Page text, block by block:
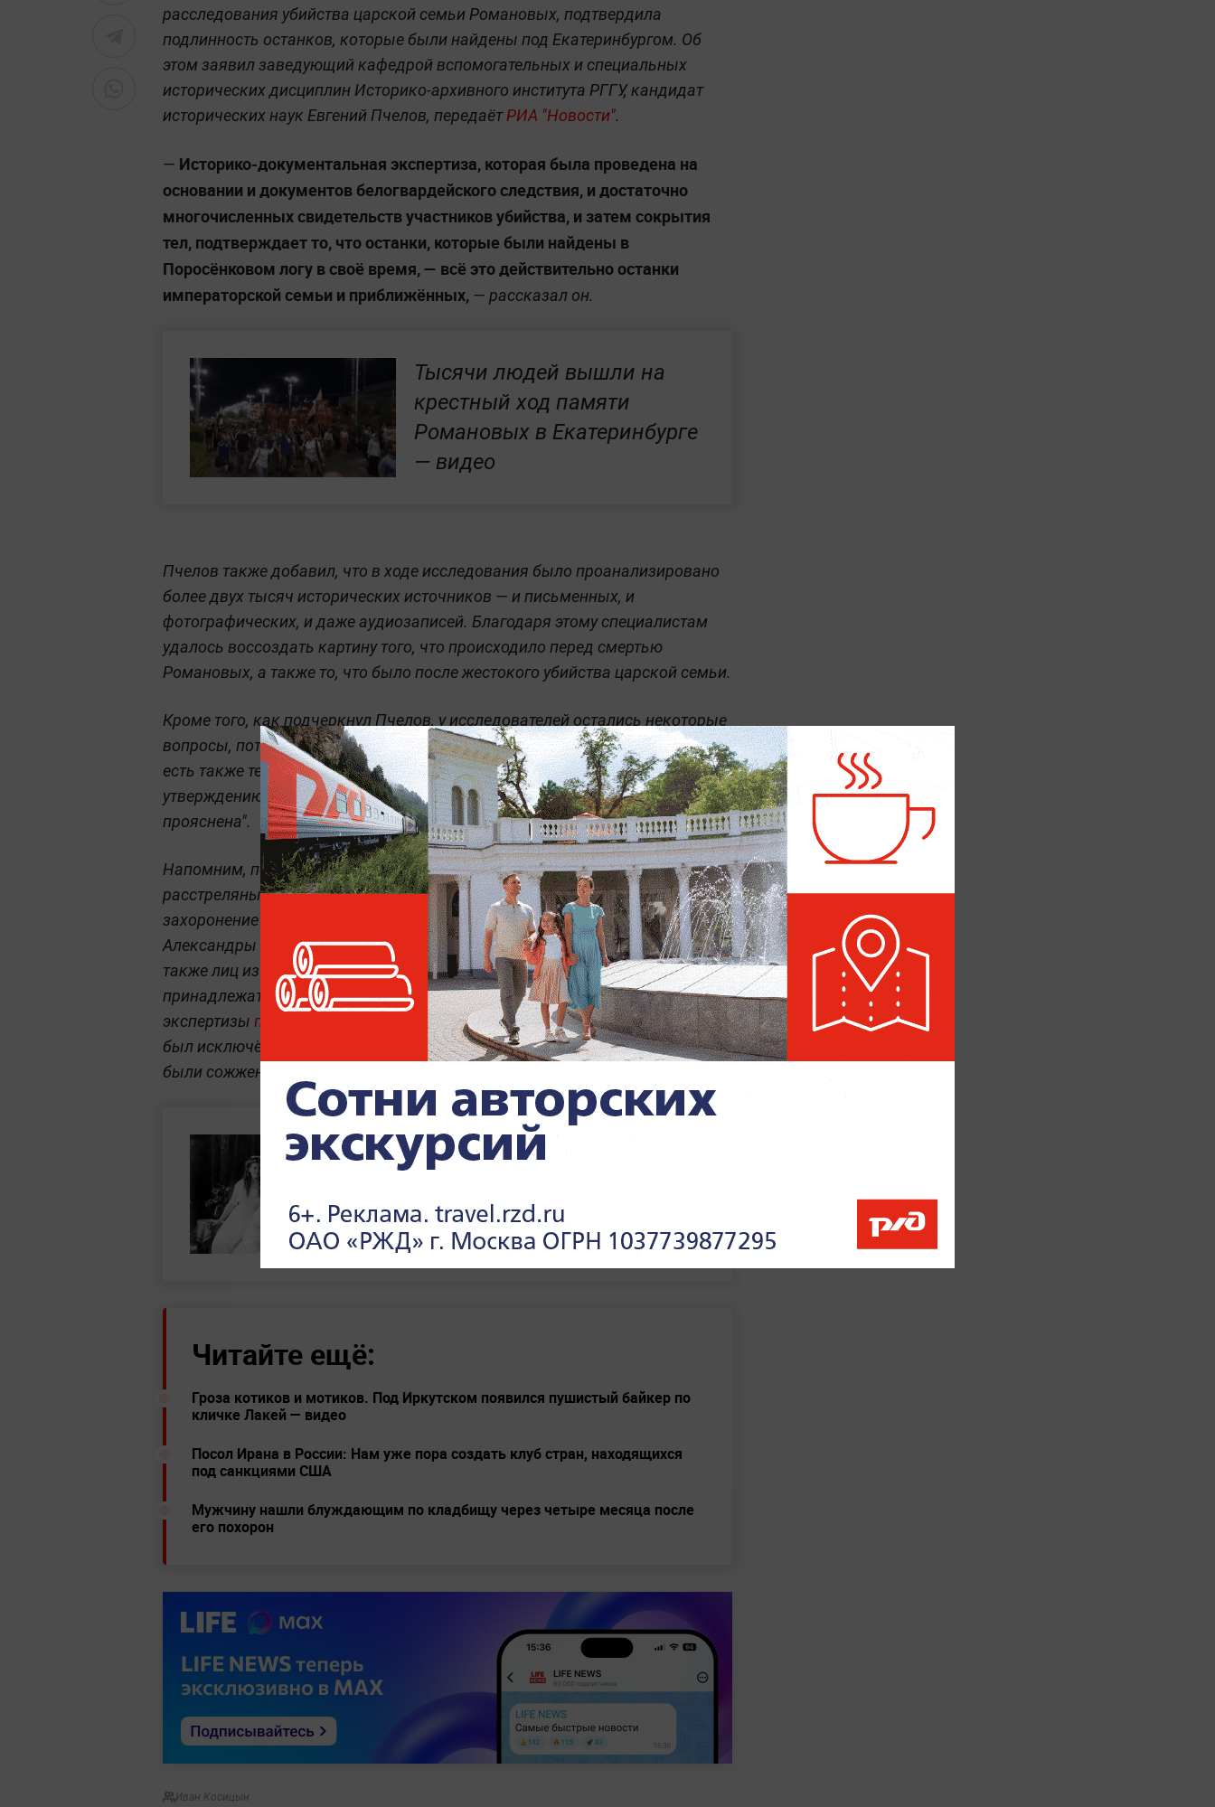
расследования убийства царской семьи Романовых, подтвердила
подлинность останков, которые были найдены под Екатеринбургом. Об
этом заявил заведующий кафедрой вспомогательных и специальных
исторических дисциплин Историко-архивного института РГГУ, кандидат
исторических наук Евгений Пчелов, передаётРИА "Новости".
— Историко-документальная экспертиза, которая была проведена на
основании и документов белогвардейского следствия, и достаточно
многочисленных свидетельств участников убийства, и затем сокрытия
тел, подтверждает то, что останки, которые были найдены в
Поросёнковом логу в своё время, — всё это действительно останки
императорской семьи и приближённых, — рассказал он.
Тысячи людей вышли на
крестный ход памяти
Романовых в Екатеринбурге
— видео
Пчелов также добавил, что в ходе исследования было проанализировано
более двух тысяч исторических источников — и письменных, и
фотографических, и даже аудиозаписей. Благодаря этому специалистам
удалось воссоздать картину того, что происходило перед смертью
Романовых, а также то, что было после жестокого убийства царской семьи.
Кроме того, как подчеркнул Пчелов, у исследователей остались некоторые
вопросы, потому что некоторые документы невозможно расшифровать,
есть также те, которые не сохранились к нашему времени, однако, по
утверждению эксперта, "это частные вопросы", а "основная картина
прояснена".
Напомним, последний российский император Николай II и его семья были
расстреляны в 1918 году в Екатеринбурге. В 1991 году было обнаружено
захоронение — предположительно, останков Николая II, императрицы
Александры Фёдоровны, великих княжон Ольги, Татьяны и Анастасии, а
также лиц из их окружения. В 2007 году нашли останки, которые могли
принадлежать цесаревичу Алексею и княжне Марии. В 2018 году
экспертизы подтвердили подлинность останков. Ранее СК РФзаявлял, что
был исключён ряд версий гибели Романовых, в частности, о том, что тела
были сожжены в серной кислоте.
"Теряют русскость". Эксперт
потомков династии
Романовых
Читайте ещё:
Гроза котиков и мотиков. Под Иркутском появился пушистый байкер по
кличке Лакей — видео
Посол Ирана в России: Нам уже пора создать клуб стран, находящихся
под санкциями США
Мужчину нашли блуждающим по кладбищу через четыре месяца после
его похорон
Иван Косицын